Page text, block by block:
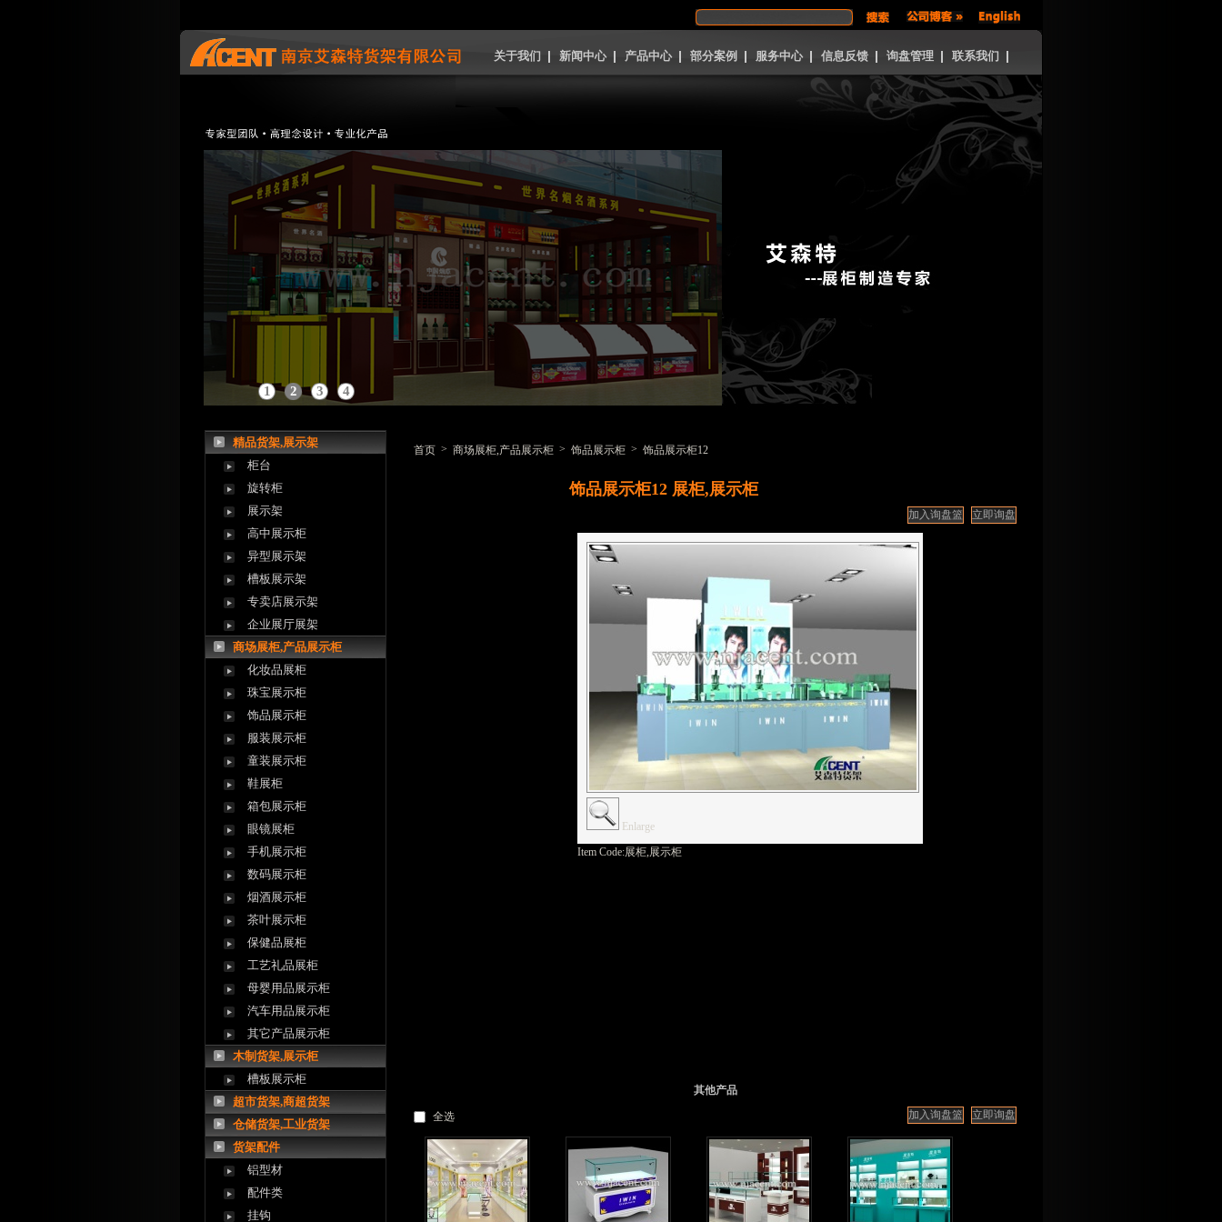
关于我们 新闻中心 产品中心 部分案例 服务中心 信息反馈 询盘管理 联系我们
1 2 3 4
精品货架,展示架
柜台
旋转柜
展示架
高中展示柜
异型展示架
槽板展示架
专卖店展示架
企业展厅展架
商场展柜,产品展示柜
化妆品展柜
珠宝展示柜
饰品展示柜
服装展示柜
童装展示柜
鞋展柜
箱包展示柜
眼镜展柜
手机展示柜
数码展示柜
烟酒展示柜
茶叶展示柜
保健品展柜
工艺礼品展柜
母婴用品展示柜
汽车用品展示柜
其它产品展示柜
木制货架,展示柜
槽板展示柜
超市货架,商超货架
仓储货架,工业货架
货架配件
铝型材
配件类
挂钩
首页 > 商场展柜,产品展示柜 > 饰品展示柜 > 饰品展示柜12
饰品展示柜12 展柜,展示柜
Enlarge
Item Code:展柜,展示柜
其他产品
全选